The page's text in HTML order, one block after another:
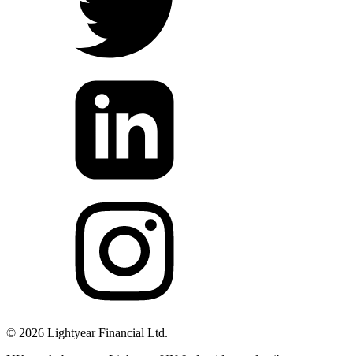
© 2026 Lightyear Financial Ltd.